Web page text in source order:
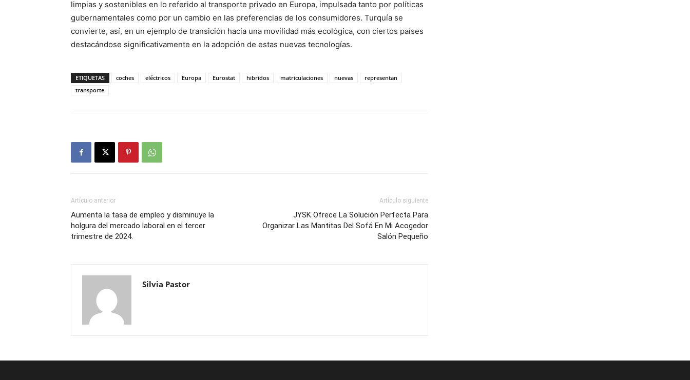
limpias y sostenibles en lo referido al transporte privado en Europa, impulsada tanto por políticas
gubernamentales como por un cambio en las preferencias de los consumidores. Turquía se
convierte, así, en un ejemplo de transición hacia una movilidad más ecológica, con ciertos países
destacándose significativamente en la adopción de estas nuevas tecnologías.
ETIQUETAS coches eléctricos Europa Eurostat hibridos matriculaciones nuevas
representan
transporte
Artículo anterior
Aumenta la tasa de empleo y disminuye la
holgura del mercado laboral en el tercer
trimestre de 2024.
Artículo siguiente
JYSK Ofrece La Solución Perfecta Para
Organizar Las Mantitas Del Sofá En Mi Acogedor
Salón Pequeño
Silvia Pastor